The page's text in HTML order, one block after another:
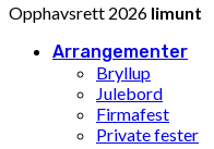
Opphavsrett 2026 limunt
Arrangementer
Bryllup
Julebord
Firmafest
Private fester